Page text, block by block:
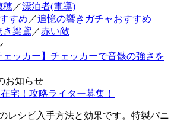
穂／漂泊者(電導)
すめ ／追憶の響きガチャおすすめ
き梁鳶 ／赤い敵
ェッカー】チェッカーで音骸の強さを
お知らせ
宅！攻略ライター募集！
レシピ入手方法と効果です。特製パニ